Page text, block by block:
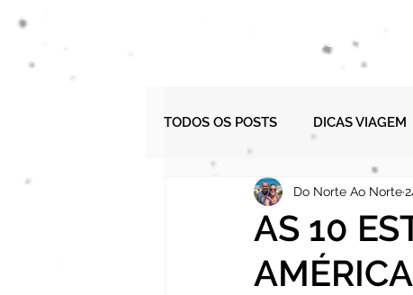
HOME
TODOS OS POSTS DICAS VIAGEM
CURIOSIDADES NA PROA
AS 10
Do Norte Ao Norte